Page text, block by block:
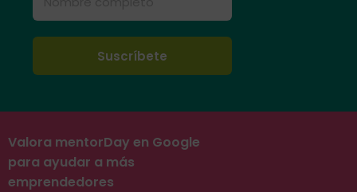
Valora mentorDay en Google
para ayudar a más
emprendedores